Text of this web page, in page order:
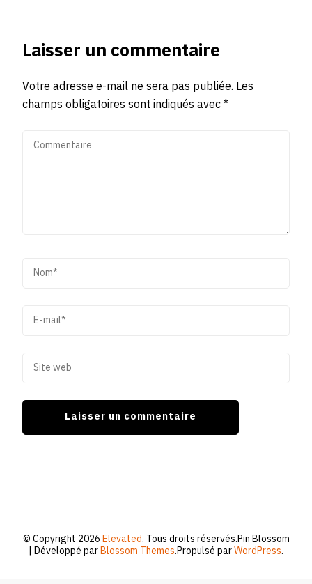
Laisser un commentaire
Votre adresse e-mail ne sera pas publiée. Les
champs obligatoires sont indiqués avec*
© Copyright 2026Elevated. Tous droits réservés.Pin Blossom
| Développé parBlossom Themes.Propulsé parWordPress.